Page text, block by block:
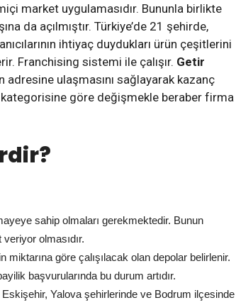
market uygulamasıdır. Bununla birlikte
da açılmıştır. Türkiye’de 21 şehirde,
ihtiyaç duydukları ürün çeşitlerini
Franchising sistemi ile çalışır. Getir
ulaşmasını sağlayarak kazanç
kategorisine göre değişmekle beraber firma
sahip olmaları gerekmektedir. Bunun
olmasıdır.
göre çalışılacak olan depolar belirlenir.
başvurularında bu durum artıdır.
Yalova şehirlerinde ve Bodrum ilçesinde